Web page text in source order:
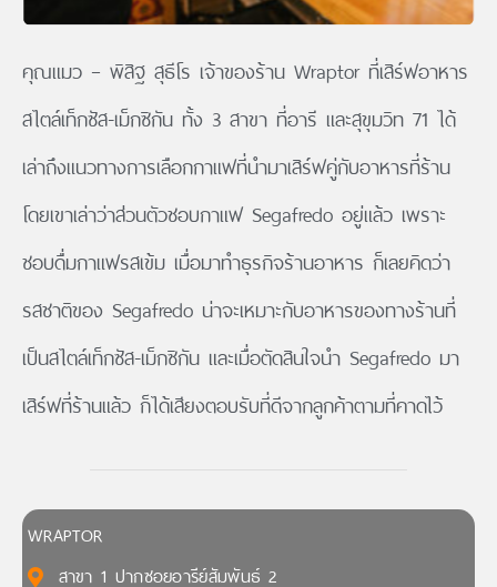
คุณแมว – พิสิฐ สุธีโร เจ้าของร้าน Wraptor ที่เสิร์ฟอาหาร
สไตล์เท็กซัส-เม็กซิกัน ทั้ง 3 สาขา ที่อารี และสุขุมวิท 71 ได้
เล่าถึงแนวทางการเลือกกาแฟที่นำมาเสิร์ฟคู่กับอาหารที่ร้าน
โดยเขาเล่าว่าส่วนตัวชอบกาแฟ Segafredo อยู่แล้ว เพราะ
ชอบดื่มกาแฟรสเข้ม เมื่อมาทำธุรกิจร้านอาหาร ก็เลยคิดว่า
รสชาติของ Segafredo น่าจะเหมาะกับอาหารของทางร้านที่
เป็นสไตล์เท็กซัส-เม็กซิกัน และเมื่อตัดสินใจนำ Segafredo มา
เสิร์ฟที่ร้านแล้ว ก็ได้เสียงตอบรับที่ดีจากลูกค้าตามที่คาดไว้
WRAPTOR
สาขา 1 ปากซอยอารีย์สัมพันธ์ 2